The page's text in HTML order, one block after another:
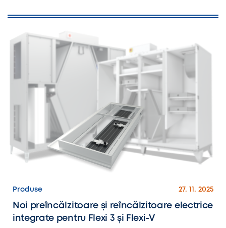
Produse 27. 11. 2025
Noi preîncălzitoare și reîncălzitoare electrice
integrate pentru Flexi 3 și Flexi-V